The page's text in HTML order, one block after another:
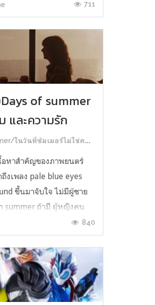
วออกจากขนบเดิมที่
าก comfort zone ของ
างสิ่งให้กระเพื่อมในกระแส
711
of summer
และความรัก
มเมอร์ไม่ใช่คนใจร้ายและทอมก็ไม่ได้ผิด
หาสำคัญของภาพยนตร์
งเพลง pale blue eyes
ขึ้นมาจับใจ ไม่มีผู้ชาย
summer ถ้ามี ผู้หญิงคน
ชนแซล แล้วมาบอกคุณว่า
อย่างน้อยก้มีหวั่นไหวกัน
นวายและ...
840